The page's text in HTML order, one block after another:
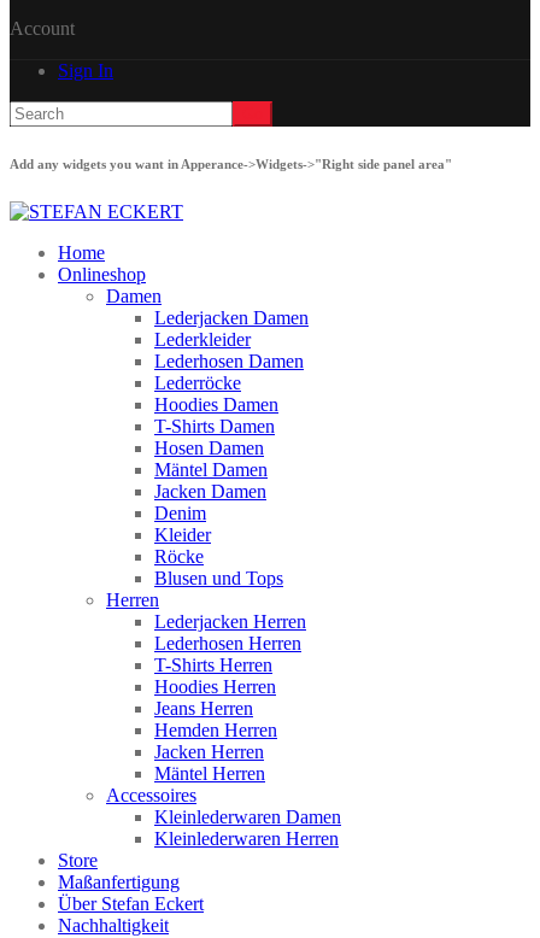
Account
Sign In
Add any widgets you want in Apperance->Widgets->"Right side panel area"
Home
Onlineshop
Damen
Lederjacken Damen
Lederkleider
Lederhosen Damen
Lederröcke
Hoodies Damen
T-Shirts Damen
Hosen Damen
Mäntel Damen
Jacken Damen
Denim
Kleider
Röcke
Blusen und Tops
Herren
Lederjacken Herren
Lederhosen Herren
T-Shirts Herren
Hoodies Herren
Jeans Herren
Hemden Herren
Jacken Herren
Mäntel Herren
Accessoires
Kleinlederwaren Damen
Kleinlederwaren Herren
Store
Maßanfertigung
Über Stefan Eckert
Nachhaltigkeit